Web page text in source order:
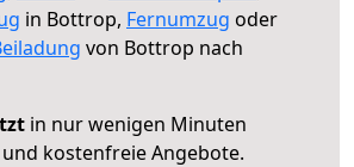
in Bottrop, Fernumzug oder
von Bottrop nach
in nur wenigen Minuten
kostenfreie Angebote.